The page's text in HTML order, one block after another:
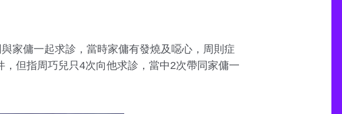
家傭一起求診，當時家傭有發燒及噁心，周則症
但指周巧兒只4次向他求診，當中2次帶同家傭一